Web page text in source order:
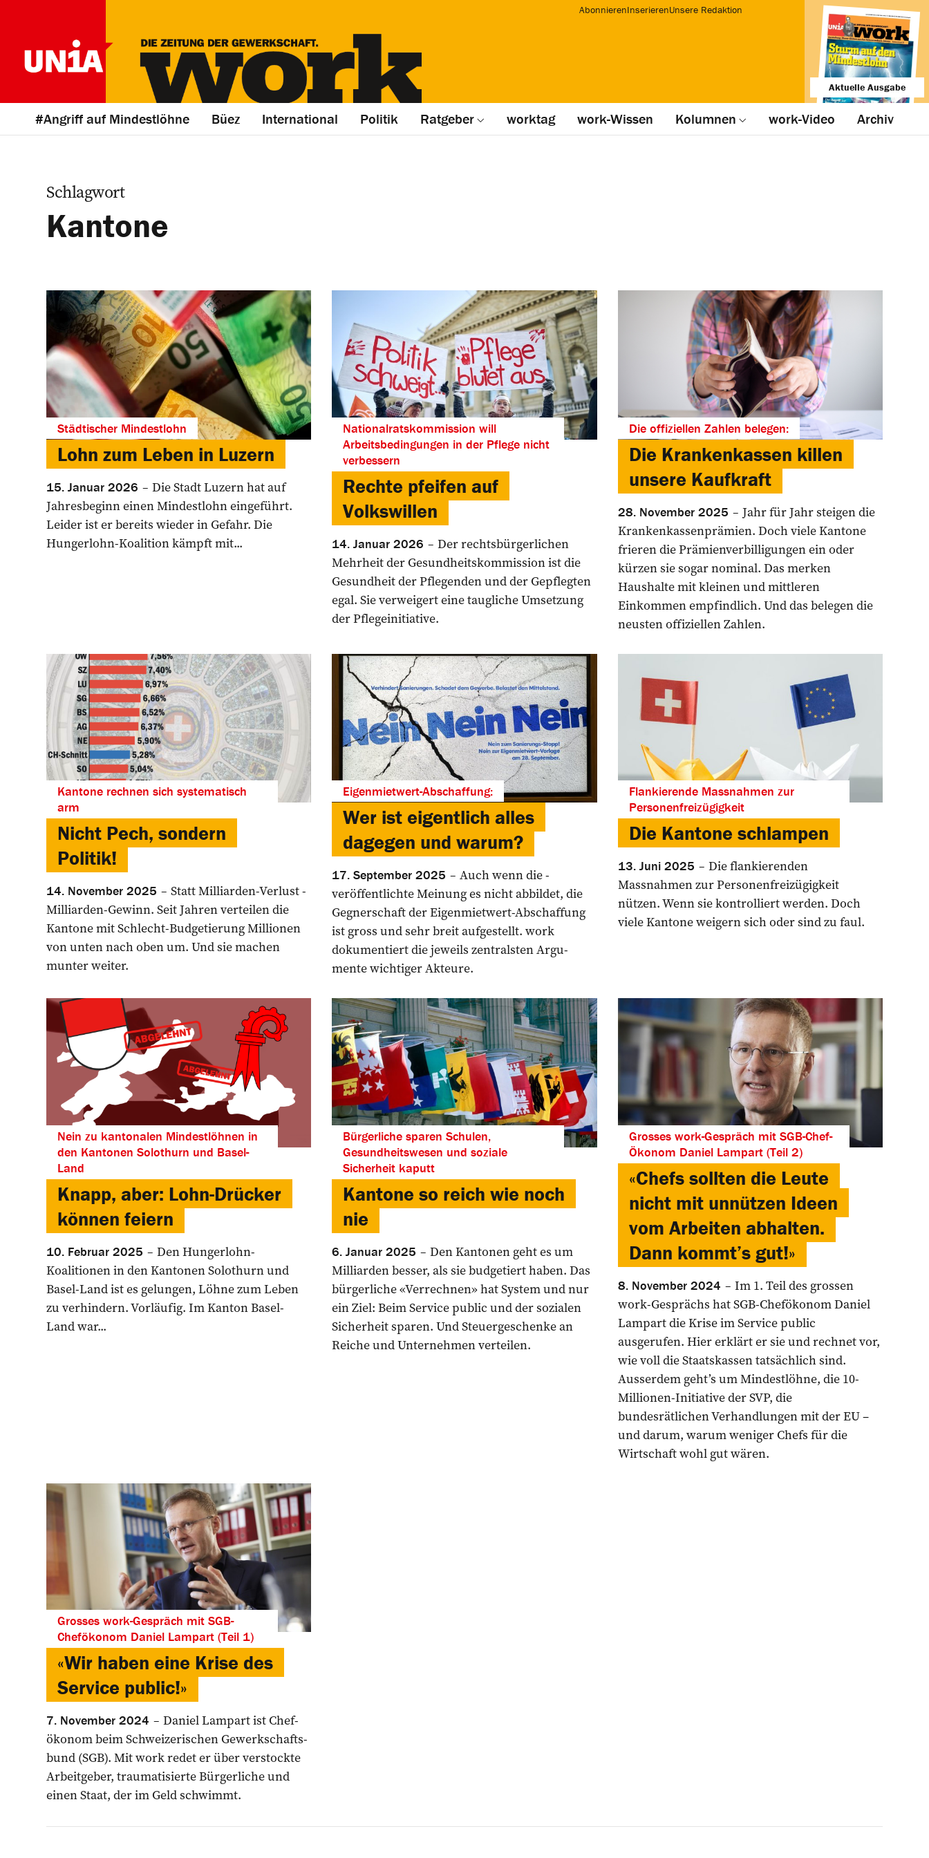
AbonnierenInserierenUnsere Redaktion
Aktuelle Ausgabe
#Angriff auf Mindestlöhne Büez International Politik Ratgeber worktag work-Wissen Kolumnen work-Video Archiv
Schlagwort
Kantone
Städtischer Mindestlohn
Lohn zum Leben in Luzern
15. Januar 2026
Die Stadt Luzern hat auf
Jahresbeginn einen Mindestlohn eingeführt.
Leider ist er bereits wieder in Gefahr. Die
Hungerlohn-Koalition kämpft mit...
Nationalratskommission will
Arbeitsbedingungen in der Pflege nicht
verbessern
Rechte pfeifen auf
Volkswillen
14. Januar 2026
Der rechtsbürgerlichen
Mehrheit der Gesundheitskommission ist die
Gesundheit der Pflegenden und der Gepflegten
egal. Sie verweigert eine taugliche Umsetzung
der Pflegeinitiative.
Die offiziellen Zahlen belegen:
Die Krankenkassen killen
unsere Kaufkraft
28. November 2025
Jahr für Jahr steigen die
Krankenkassenprämien. Doch viele Kantone
frieren die Prämienverbilligungen ein oder
kürzen sie sogar nominal. Das merken
Haushalte mit kleinen und mittleren
Einkommen empfindlich. Und das belegen die
neusten offiziellen Zahlen.
Kantone rechnen sich systematisch
arm
Nicht Pech, sondern
Politik!
14. November 2025
Statt Milliarden-Verlust ­
Milliarden-Gewinn. Seit ­Jahren verteilen die
Kantone mit Schlecht-Budgetierung Millionen
von unten nach oben um. Und sie machen
munter weiter.
Eigenmietwert-Abschaffung:
Wer ist eigentlich alles
dagegen und warum?
17. September 2025
Auch wenn die ­
veröffentlichte Meinung es nicht abbildet, die
Gegnerschaft der Eigen­mietwert-Abschaffung
ist gross und sehr breit aufgestellt. work
dokumentiert die ­jeweils ­zentralsten Argu­
mente ­wichtiger Akteure.
Flankierende Massnahmen zur
Personenfreizügigkeit
Die Kantone schlampen
13. Juni 2025
Die flankierenden
Massnahmen zur Personenfreizügigkeit
nützen. Wenn sie kontrolliert werden. Doch
viele Kantone weigern sich oder sind zu faul.
Nein zu kantonalen Mindestlöhnen in
den Kantonen Solothurn und Basel-
Land
Knapp, aber: Lohn-Drücker
können feiern
10. Februar 2025
Den Hungerlohn-
Koalitionen in den Kantonen Solothurn und
Basel-Land ist es gelungen, Löhne zum Leben
zu verhindern. Vorläufig. Im Kanton Basel-
Land war...
Bürgerliche sparen Schulen,
Gesundheitswesen und soziale
Sicherheit kaputt
Kantone so reich wie noch
nie
6. Januar 2025
Den Kantonen geht es um
Milliarden besser, als sie budgetiert haben. Das
bürgerliche «Verrechnen» hat System und nur
ein Ziel: Beim Service public und der sozialen
Sicherheit sparen. Und Steuergeschenke an
Reiche und Unternehmen verteilen.
Grosses work-Gespräch mit SGB-Chef-
Ökonom Daniel Lampart (Teil 2)
«Chefs sollten die Leute
nicht mit unnützen Ideen
vom Arbeiten abhalten.
Dann kommt’s gut!»
8. November 2024
Im 1. Teil des grossen
work-Gesprächs hat SGB-Chefökonom Daniel
Lampart die Krise im Service public
ausgerufen. Hier erklärt er sie und rechnet vor,
wie voll die Staatskassen tatsächlich sind.
Ausserdem geht’s um Mindestlöhne, die 10-
Millionen-Initiative der SVP, die
bundesrätlichen Verhandlungen mit der EU –
und darum, warum weniger Chefs für die
Wirtschaft wohl gut wären.
Grosses work-Gespräch mit SGB-
Chefökonom Daniel Lampart (Teil 1)
«Wir haben eine Krise des
Service public!»
7. November 2024
Daniel Lampart ist Chef­
ökonom beim ­Schweizerischen Gewerkschafts­
bund (SGB). Mit work redet er über verstockte
Arbeitgeber, traumatisierte Bürgerliche und
einen Staat, der im Geld schwimmt.